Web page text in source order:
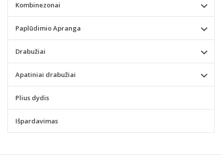
Kombinezonai
Paplūdimio Apranga
Drabužiai
Apatiniai drabužiai
Plius dydis
Išpardavimas